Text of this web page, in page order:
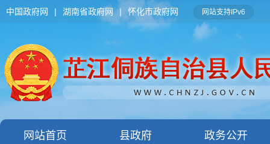
中国政府网 | 湖南省政府网 | 怀化市政府网 网站支持IPv6
网站首页 县政府 政务公开